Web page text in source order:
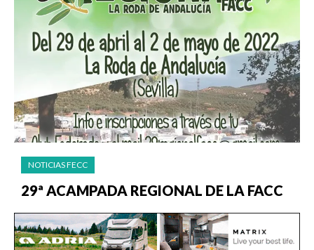
NOTICIAS FECC
29ª ACAMPADA REGIONAL DE LA FACC